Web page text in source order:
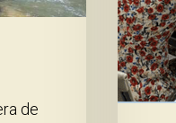
de
con
las